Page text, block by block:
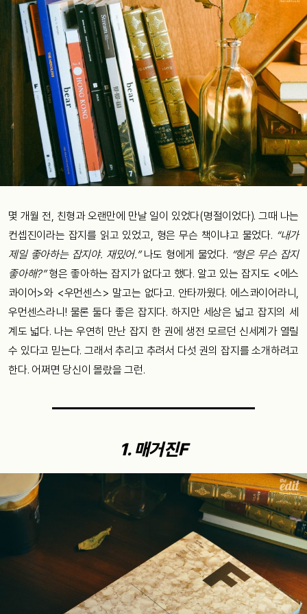
몇 개월 전 친형과오랜만에 만날 일이 있었다(명절이었다).그때 나는
컨셉진이라는 잡지를 읽고 있었고 형은 무슨 책이냐고 물었다. “내가
제일 좋아하는 잡지야. 재밌어.”나도 형에게 물었다. “형은 무슨 잡지
좋아해?”형은 좋아하는 잡지가 없다고 했다. 알고 있는 잡지도 <에스
콰이어>와<우먼센스> 말고는 없다고. 안타까웠다. 에스콰이어라니
우먼센스라니! 물론 둘다 좋은 잡지다. 하지만 세상은 넓고 잡지의 세
계도 넓다. 나는 우연히 만난 잡지 한 권에 생전모르던 신세계가 열릴
수 있다고 믿는다.그래서 추리고 추려서 다섯 권의 잡지를 소개하려고
한다. 어쩌면 당신이 몰랐을 그런.
1. 매거진F